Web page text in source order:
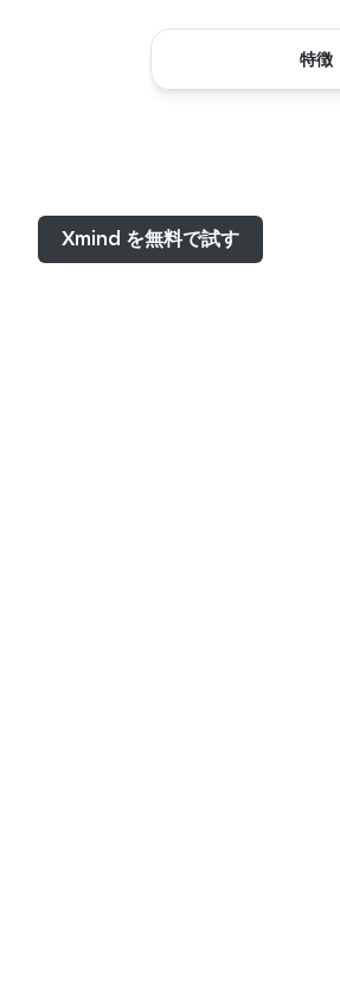
Xmind を無料で試す
特徴